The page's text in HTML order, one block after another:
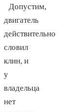
Допустим,
двигатель
действительно
словил
клин, и
у
владельца
нет